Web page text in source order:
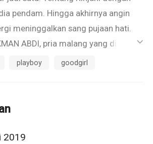
pendam. Hingga akhirnya angin
meninggalkan sang pujaan hati.
ABDI, pria malang yang dihantui
ke malam.
ic_default
playboy goodgirl
2019